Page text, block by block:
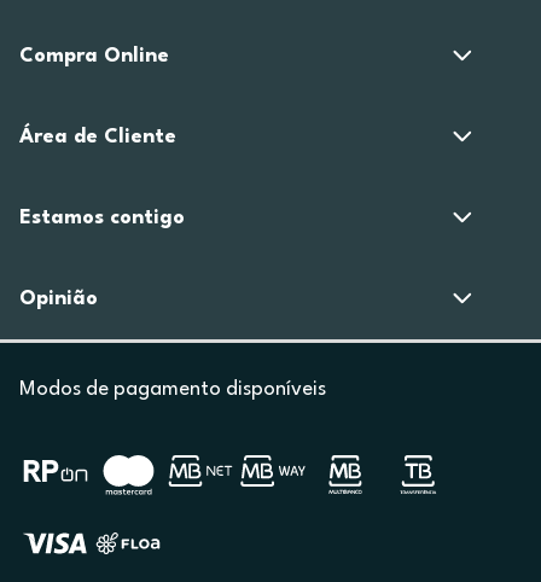
Compra Online
Área de Cliente
Estamos contigo
Opinião
Modos de pagamento disponíveis